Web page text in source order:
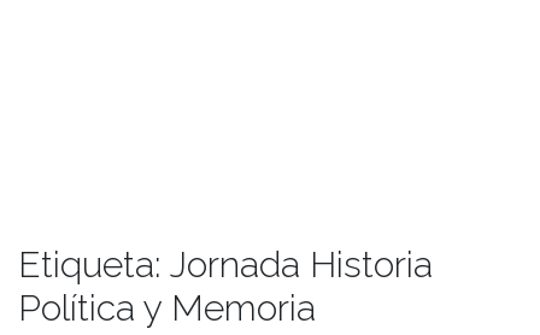
Etiqueta: Jornada Historia
Política y Memoria